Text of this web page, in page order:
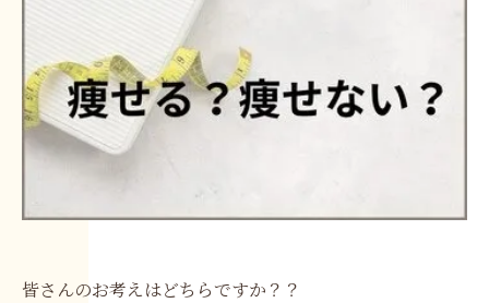
皆さんのお考えはどちらですか？？